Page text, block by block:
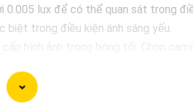
lux để có thể quan sát trong
biệt trong điều kiện ánh sáng yếu.
lượng sản phẩm tốt và hỗ trợ kỹ
camera có khả năng chống nước và